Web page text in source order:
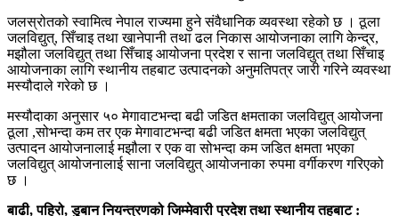
जलस्रोतको स्वामित्व नेपाल राज्यमा हुने संवैधानिक व्यवस्था रहेको छ । ठूला
जलविद्युत्, सिँचाइ तथा खानेपानी तथा ढल निकास आयोजनाका लागि केन्द्र,
मझौला जलविद्युत् तथा सिँचाइ आयोजना प्रदेश र साना जलविद्युत् तथा सिँचाइ
आयोजनाका लागि स्थानीय तहबाट उत्पादनको अनुमतिपत्र जारी गरिने व्यवस्था
मस्यौदाले गरेको छ ।
मस्यौदाका अनुसार ५० मेगावाटभन्दा बढी जडित क्षमताका जलविद्युत् आयोजना
ठूला ,सोभन्दा कम तर एक मेगावाटभन्दा बढी जडित क्षमता भएका जलविद्युत्
उत्पादन आयोजनालाई मझौला र एक वा सोभन्दा कम जडित क्षमता भएका
जलविद्युत् आयोजनालाई साना जलविद्युत् आयोजनाका रुपमा वर्गीकरण गरिएको
छ ।
बाढी, पहिरो, डुबान नियन्त्रणको जिम्मेवारी प्रदेश तथा स्थानीय तहबाट :